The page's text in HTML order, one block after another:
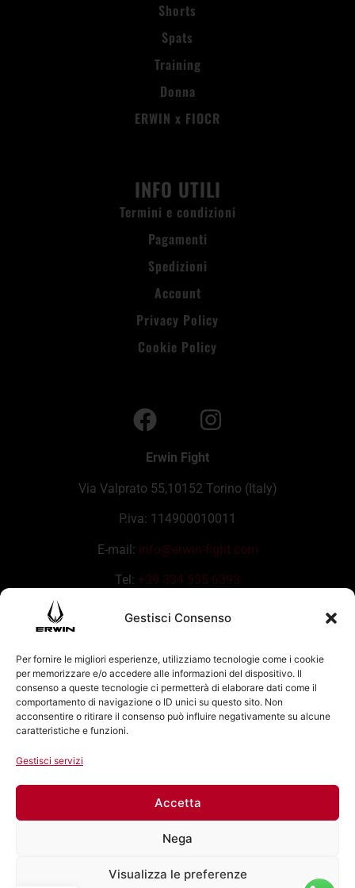
Gestisci Consenso
Per fornire le migliori esperienze, utilizziamo tecnologie come i cookie
per memorizzare e/o accedere alle informazioni del dispositivo. Il
consenso a queste tecnologie ci permetterà di elaborare dati come il
comportamento di navigazione o ID unici su questo sito. Non
acconsentire o ritirare il consenso può influire negativamente su alcune
caratteristiche e funzioni.
Gestisci servizi
Accetta
Nega
Visualizza le preferenze
Shorts
Spats
Training
Donna
ERWIN x FIOCR
INFO UTILI
Termini e condizioni
Pagamenti
Spedizioni
Account
Privacy Policy
Cookie Policy
Erwin Fight
Via Valprato 55,10152 Torino (Italy)
P.iva: 114900010011
E-mail: info@erwin-fight.com
Tel: +39 334 535 6393